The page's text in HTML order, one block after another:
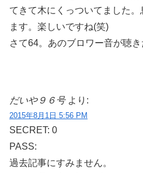
てきて木にくっついてました
ます。楽しいですね(笑)
さて64。あのブロワー音が聴き
だいや９６号 より:
2015年8月1日 5:56 PM
SECRET: 0
PASS:
過去記事にすみません。